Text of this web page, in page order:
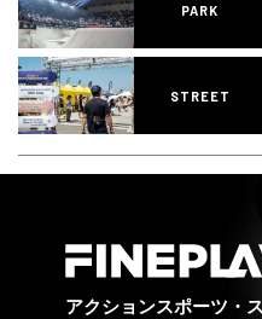
PARK
STREET
アクションスポーツ・